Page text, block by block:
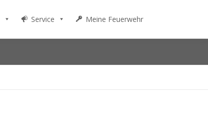
Service Meine Feuerwehr